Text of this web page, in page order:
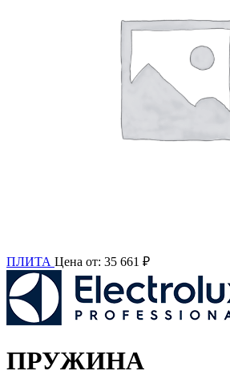
ПЛИТА Цена от: 35 661 ₽
ПРУЖИНА